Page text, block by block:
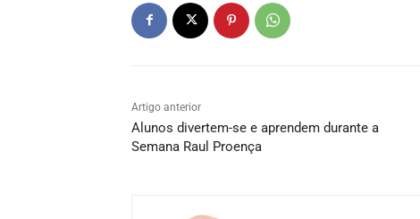
Artigo anterior
Alunos divertem-se e aprendem durante a
Semana Raul Proença